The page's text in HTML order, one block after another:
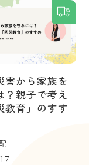
害から家族を
？親子で考え
教育」のすす